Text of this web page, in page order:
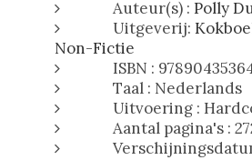
Auteur(s) : Polly
Uitgeverij:
Non-Fictie
ISBN :
Taal : Nederlands
Uitvoering :
Aantal pagina's :